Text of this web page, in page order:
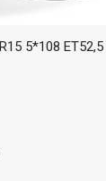
5*108 ET52,5